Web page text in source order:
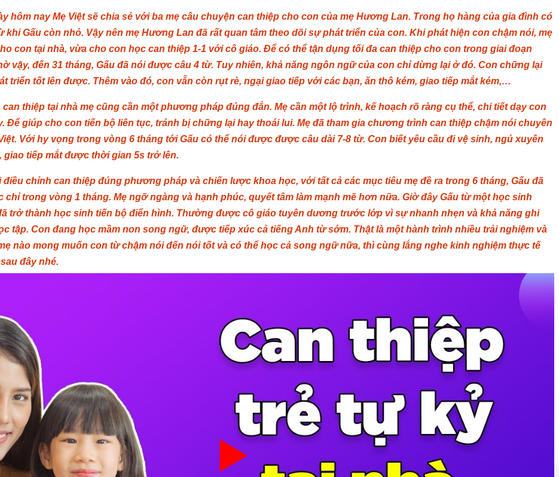
hôm nay Mẹ Việt sẽ chia sẻ với ba mẹ câu chuyện can thiệp cho con của mẹ Hương Lan. Trong họ hàng của gia đình có
khi Gấu còn nhỏ. Vậy nên mẹ Hương Lan đã rất quan tâm theo dõi sự phát triển của con. Khi phát hiện con chậm nói, mẹ
con tại nhà, vừa cho con học can thiệp 1-1 với cô giáo. Để có thể tận dụng tối đa can thiệp cho con trong giai đoạn
vậy, đến 31 tháng, Gấu đã nói được câu 4 từ. Tuy nhiên, khả năng ngôn ngữ của con chỉ dừng lại ở đó. Con chững lại
triển tốt lên được. Thêm vào đó, con vẫn còn rụt rè, ngại giao tiếp với các bạn, ăn thô kém, giao tiếp mắt kém,…
can thiệp tại nhà mẹ cũng cần một phương pháp đúng đắn. Mẹ cần một lộ trình, kế hoạch rõ ràng cụ thể, chi tiết dạy con
Để giúp cho con tiến bộ liên tục, tránh bị chững lại hay thoái lui. Mẹ đã tham gia chương trình can thiệp chậm nói chuyên
Với hy vọng trong vòng 6 tháng tới Gấu có thể nói được được câu dài 7-8 từ. Con biết yêu cầu đi vệ sinh, ngủ xuyên
giao tiếp mắt được thời gian 5s trở lên.
điều chỉnh can thiệp đúng phương pháp và chiến lược khoa học, với tất cả các mục tiêu mẹ đề ra trong 6 tháng, Gấu đã
chỉ trong vòng 1 tháng. Mẹ ngỡ ngàng và hạnh phúc, quyết tâm làm mạnh mẽ hơn nữa. Giờ đây Gấu từ một học sinh
trở thành học sinh tiến bộ điển hình. Thường được cô giáo tuyên dương trước lớp vì sự nhanh nhẹn và khả năng ghi
tập. Con đang học mầm non song ngữ, được tiếp xúc cả tiếng Anh từ sớm. Thật là một hành trình nhiều trải nghiệm và
nào mong muốn con từ chậm nói đến nói tốt và có thể học cả song ngữ nữa, thì cùng lắng nghe kinh nghiệm thực tế
đây nhé.